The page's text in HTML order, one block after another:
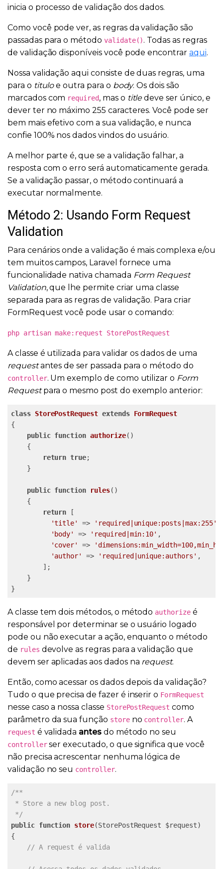
inicia o processo de validação dos dados.
Como você pode ver, as regras da validação são
passadas para o método validate(). Todas as regras
de validação disponíveis você pode encontrar aqui.
Nossa validação aqui consiste de duas regras, uma
para o tituloe outra para o body. Os dois são
marcados com required, mas o titledeve ser único, e
dever ter no máximo 255 caracteres. Você pode ser
bem mais efetivo com a sua validação, e nunca
confie 100% nos dados vindos do usuário.
A melhor parte é, que se a validação falhar, a
resposta com o erro será automaticamente gerada.
Se a validação passar, o método continuará a
executar normalmente.
Método 2: Usando Form Request
Validation
Para cenários onde a validação é mais complexa e/ou
tem muitos campos, Laravel fornece uma
funcionalidade nativa chamada Form Request
Validation, que lhe permite criar uma classe
separada para as regras de validação. Para criar
FormRequest você pode usar o comando:
php artisan make:request StorePostRequest
A classe é utilizada para validar os dados de uma
requestantes de ser passada para o método do
controller. Um exemplo de como utilizar o Form
Requestpara o mesmo post do exemplo anterior:
class StorePostRequest extends FormRequest
{
public function authorize()
{
return true;
    }
public function rules()
{
return [
'title'
=> 'required|unique:posts|max:255'
'body'
=> 'required|min:10' ,
'cover'
=>
'author'
=> 'required|unique:authors' ,
        ];
    }
}
A classe tem dois métodos, o método authorizeé
responsável por determinar se o usuário logado
pode ou não executar a ação, enquanto o método
de rules devolve as regras para a validação que
devem ser aplicadas aos dados na request.
Então, como acessar os dados depois da validação?
Tudo o que precisa de fazer é inserir o FormRequest
nesse caso a nossa classe StorePostRequest como
parâmetro da sua função storeno controller. A
request é validada antesdo método no seu
controllerser executado, o que significa que você
não precisa acrescentar nenhuma lógica de
validação no seu controller.
/**
* Store a new blog post.
*/
public function store(StorePostRequest $request)
{
// A request é valida